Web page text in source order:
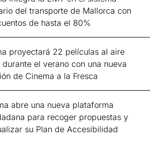
del transporte de Mallorca con
de hasta el 80%
proyectará 22 películas al aire
durante el verano con una nueva
de Cinema a la Fresca
abre una nueva plataforma
para recoger propuestas y
su Plan de Accesibilidad